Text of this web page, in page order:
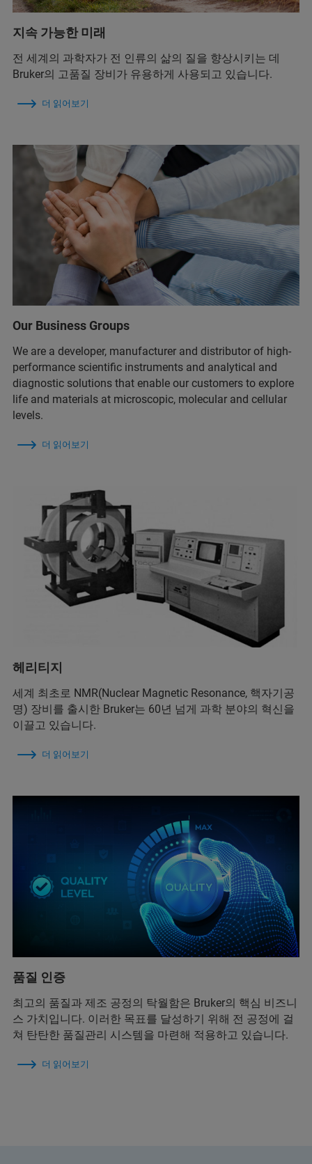
지속 가능한 미래
전 세계의 과학자가 전 인류의 삶의 질을 향상시키는 데
Bruker의 고품질 장비가 유용하게 사용되고 있습니다.
더 읽어보기
Our Business Groups
We are a developer, manufacturer and distributor of high-
performance scientific instruments and analytical and
diagnostic solutions that enable our customers to explore
life and materials at microscopic, molecular and cellular
levels.
더 읽어보기
헤리티지
세계 최초로 NMR(Nuclear Magnetic Resonance, 핵자기공
명) 장비를 출시한 Bruker는 60년 넘게 과학 분야의 혁신을
이끌고 있습니다.
더 읽어보기
품질 인증
최고의 품질과 제조 공정의 탁월함은 Bruker의 핵심 비즈니
스 가치입니다. 이러한 목표를 달성하기 위해 전 공정에 걸
쳐 탄탄한 품질관리 시스템을 마련해 적용하고 있습니다.
더 읽어보기